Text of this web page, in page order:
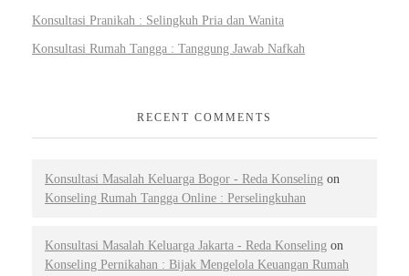
Konsultasi Pranikah : Selingkuh Pria dan Wanita
Konsultasi Rumah Tangga : Tanggung Jawab Nafkah
RECENT COMMENTS
Konsultasi Masalah Keluarga Bogor - Reda Konseling on
Konseling Rumah Tangga Online : Perselingkuhan
Konsultasi Masalah Keluarga Jakarta - Reda Konseling on
Konseling Pernikahan : Bijak Mengelola Keuangan Rumah